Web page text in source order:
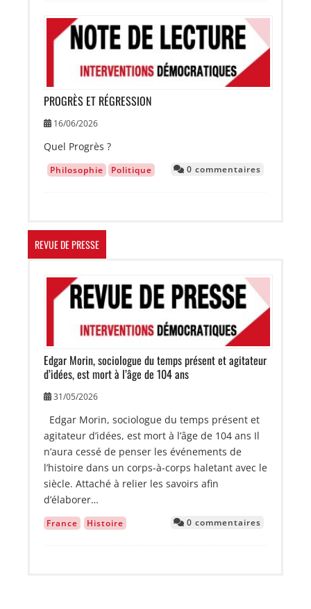
Image
PROGRÈS ET RÉGRESSION
16/06/2026
Quel Progrès ?
Philosophie Politique 0 commentaires
REVUE DE PRESSE
Image
Edgar Morin, sociologue du temps présent et agitateur
d’idées, est mort à l’âge de 104 ans
31/05/2026
Edgar Morin, sociologue du temps présent et
agitateur d’idées, est mort à l’âge de 104 ans Il
n’aura cessé de penser les événements de
l’histoire dans un corps-à-corps haletant avec le
siècle. Attaché à relier les savoirs afin
d’élaborer…
France Histoire 0 commentaires